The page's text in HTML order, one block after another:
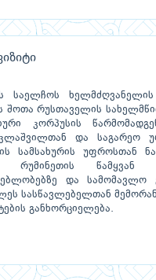
საელჩოს
შოთა რუსთაველის
კორპუსის
და საგარეო
სამსახურის უფროსთან
წამყვან
და სამომავლო
სასწავლებელთან
განხორციელება.